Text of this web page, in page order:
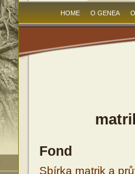
HOME O GENEA
Fond
Sbírka matrik a